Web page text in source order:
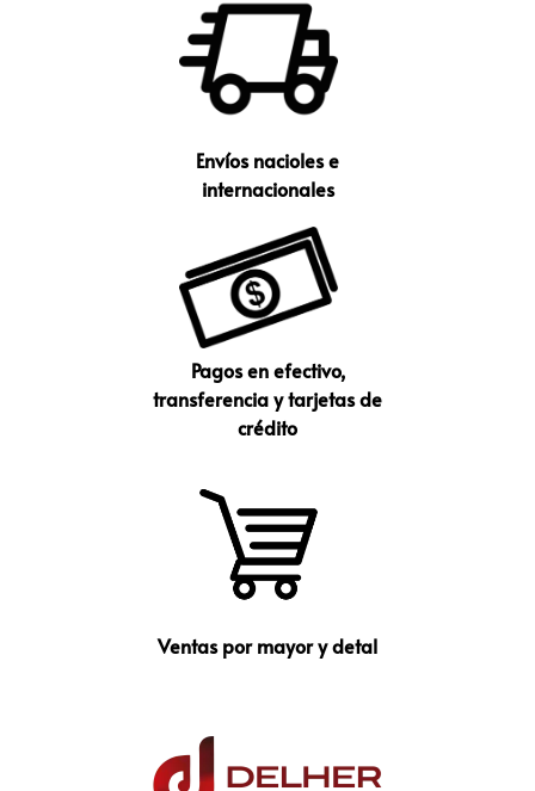
Envíos nacioles e
internacionales
Pagos en efectivo,
transferencia y tarjetas de
crédito
Ventas por mayor y detal